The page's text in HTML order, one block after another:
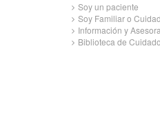
Soy un paciente
Soy Familiar o
Información y
Biblioteca de